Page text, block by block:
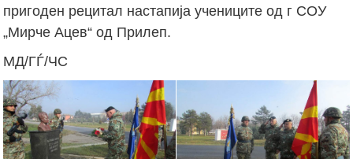
пригоден рецитал настапија учениците од г СОУ
„Мирче Ацев“ од Прилеп.
МД/ГЃ/ЧС